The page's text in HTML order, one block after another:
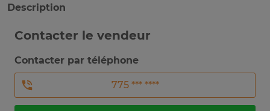
Description
Contacter le vendeur
Contacter par téléphone
775 *** ****